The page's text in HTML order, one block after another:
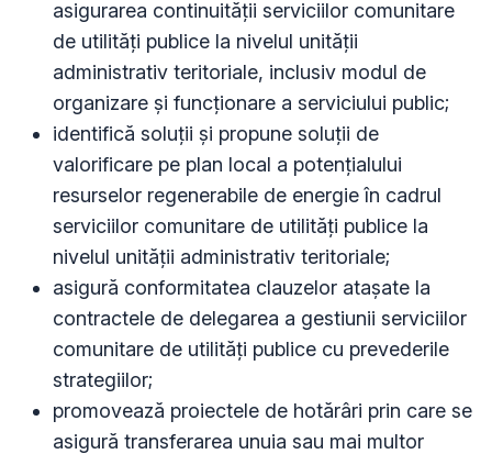
asigurarea continuității serviciilor comunitare
de utilități publice la nivelul unității
administrativ teritoriale, inclusiv modul de
organizare și funcționare a serviciului public;
identifică soluții și propune soluții de
valorificare pe plan local a potențialului
resurselor regenerabile de energie în cadrul
serviciilor comunitare de utilități publice la
nivelul unității administrativ teritoriale;
asigură conformitatea clauzelor atașate la
contractele de delegarea a gestiunii serviciilor
comunitare de utilități publice cu prevederile
strategiilor;
promovează proiectele de hotărâri prin care se
asigură transferarea unuia sau mai multor